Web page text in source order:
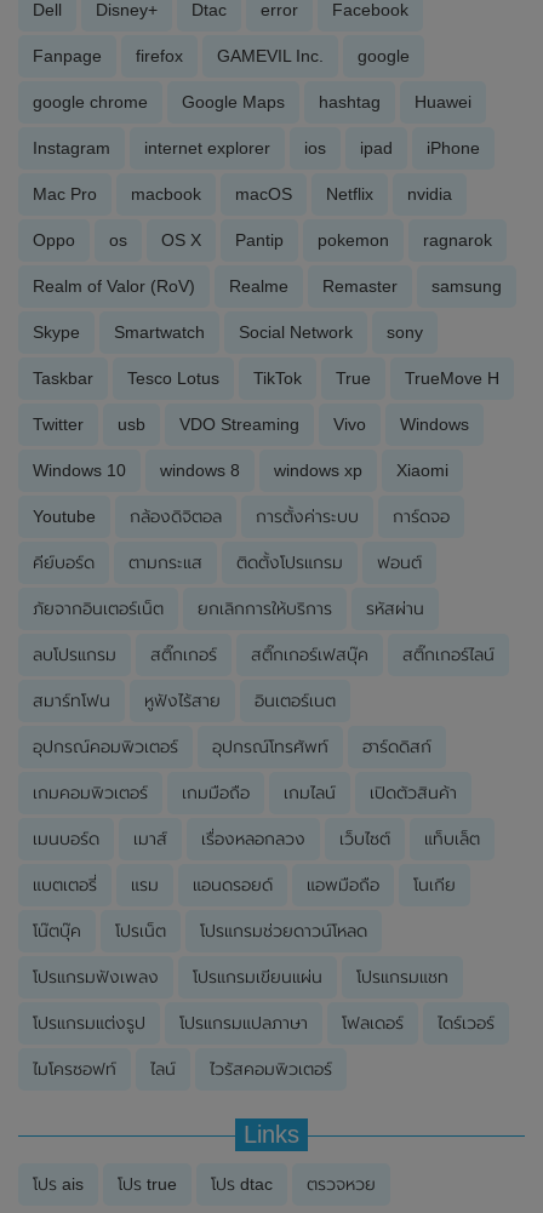
Dell Disney+ Dtac error Facebook
Fanpage firefox GAMEVIL Inc. google
google chrome Google Maps hashtag Huawei
Instagram internet explorer ios ipad iPhone
Mac Pro macbook macOS Netflix nvidia
Oppo os OS X Pantip pokemon ragnarok
Realm of Valor (RoV) Realme Remaster samsung
Skype Smartwatch Social Network sony
Taskbar Tesco Lotus TikTok True TrueMove H
Twitter usb VDO Streaming Vivo Windows
Windows 10 windows 8 windows xp Xiaomi
Youtube กล้องดิจิตอล การตั้งค่าระบบ การ์ดจอ
คีย์บอร์ด ตามกระแส ติดตั้งโปรแกรม ฟอนต์
ภัยจากอินเตอร์เน็ต ยกเลิกการให้บริการ รหัสผ่าน
ลบโปรแกรม สติ๊กเกอร์ สติ๊กเกอร์เฟสบุ๊ค สติ๊กเกอร์ไลน์
สมาร์ทโฟน หูฟังไร้สาย อินเตอร์เนต
อุปกรณ์คอมพิวเตอร์ อุปกรณ์โทรศัพท์ ฮาร์ดดิสก์
เกมคอมพิวเตอร์ เกมมือถือ เกมไลน์ เปิดตัวสินค้า
เมนบอร์ด เมาส์ เรื่องหลอกลวง เว็บไซต์ แท็บเล็ต
แบตเตอรี่ แรม แอนดรอยด์ แอพมือถือ โนเกีย
โน๊ตบุ๊ค โปรเน็ต โปรแกรมช่วยดาวน์โหลด
โปรแกรมฟังเพลง โปรแกรมเขียนแผ่น โปรแกรมแชท
โปรแกรมแต่งรูป โปรแกรมแปลภาษา โฟลเดอร์ ไดร์เวอร์
ไมโครซอฟท์ ไลน์ ไวรัสคอมพิวเตอร์
Links
โปร ais โปร true โปร dtac ตรวจหวย